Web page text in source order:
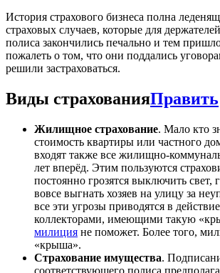
История страхового бизнеса полна
страховых случаев, которые для
полиса закончились печально и тем
пожалеть о том, что они поддались
решили застраховаться.
Виды страхованияПравить
Жилищное страхование. Мало кто
стоимость квартиры или частного
входят также все жилищно-
лет вперёд. Этим пользуются
постоянно грозятся выключить свет,
вовсе выгнать хозяев на улицу за
все эти угрозы приводятся в
коллекторами, имеющими такую
милиция не поможет. Более того,
«крыша».
Страхование имущества.